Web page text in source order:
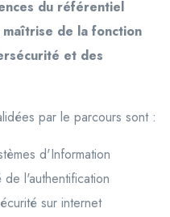
du référentiel
maîtrise de la fonction
et des
par le parcours sont :
d'Information
l'authentification
sur internet